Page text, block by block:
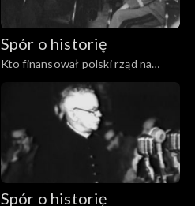
Spór o historię
Kto finansował polski rząd na
uchodźstwie?
Spór o historię